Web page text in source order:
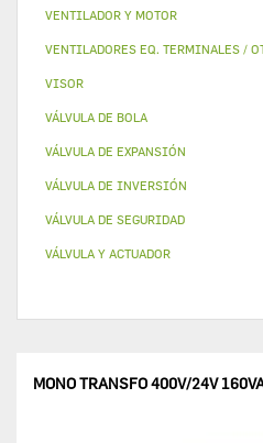
VENTILADOR Y MOTOR
VENTILADORES EQ. TERMINALES /
VISOR
VÁLVULA DE BOLA
VÁLVULA DE EXPANSIÓN
VÁLVULA DE INVERSIÓN
VÁLVULA DE SEGURIDAD
VÁLVULA Y ACTUADOR
MONO TRANSFO 400V/24V